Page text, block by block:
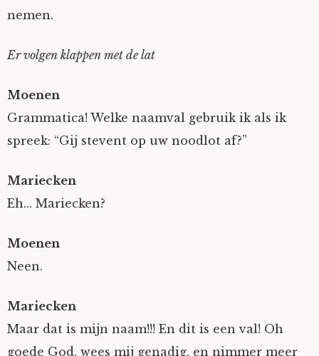
nemen.
Er volgen klappen met de lat
Moenen
Grammatica! Welke naamval gebruik ik als ik
spreek: “Gij stevent op uw noodlot af?”
Mariecken
Eh… Mariecken?
Moenen
Neen.
Mariecken
Maar dat is mijn naam!!! En dit is een val! Oh
goede God, wees mij genadig, en nimmer meer